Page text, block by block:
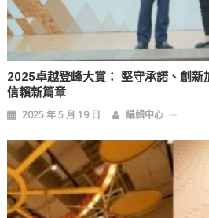
2025卓越登峰大賞： 堅守承諾、創新
信賴新篇章
2025 年 5 月 19 日 編輯中心